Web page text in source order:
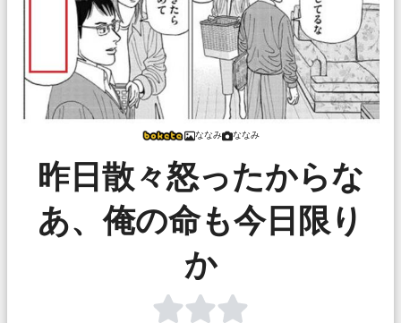
ななみ ななみ
昨日散々怒ったからな
あ、俺の命も今日限り
か